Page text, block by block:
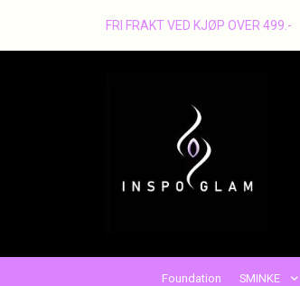
FRI FRAKT VED KJØP OVER 499.-
Foundation SMINKE